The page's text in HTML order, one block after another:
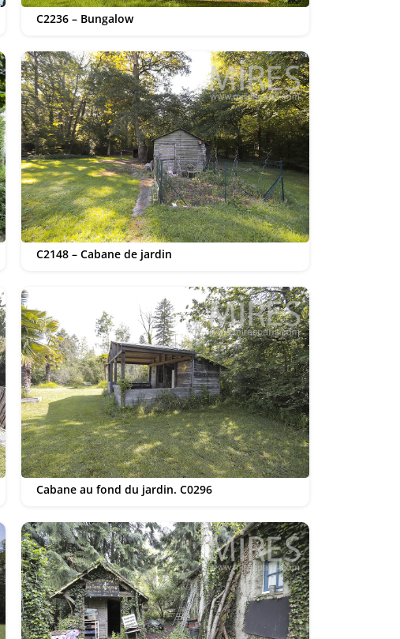
C2236 – Bungalow
C2148 – Cabane de jardin
Cabane au fond du jardin. C0296